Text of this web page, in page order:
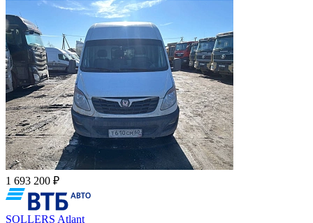
1 693 200 ₽
SOLLERS Atlant